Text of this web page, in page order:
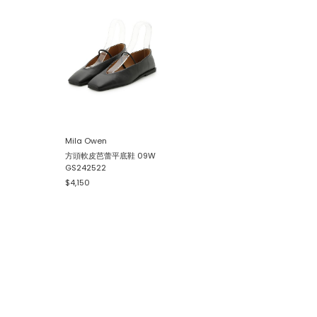
Mila Owen
方頭軟皮芭蕾平底鞋 09W
GS242522
$4,150